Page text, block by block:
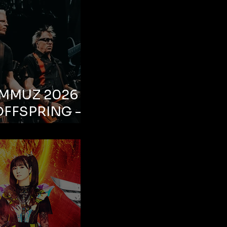
2026 –
–
Life Park